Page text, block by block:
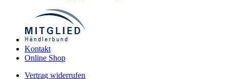
Kontakt
Online Shop
Vertrag widerrufen